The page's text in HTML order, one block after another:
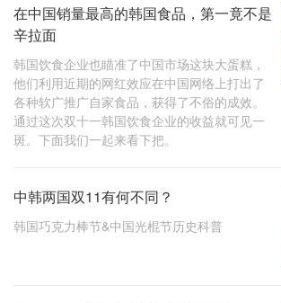
在中国销量最高的韩国食品，第一竟不是
辛拉面
韩国饮食企业也瞄准了中国市场这块大蛋糕，
他们利用近期的网红效应在中国网络上打出了
各种软广推广自家食品，获得了不俗的成效。
通过这次双十一韩国饮食企业的收益就可见一
斑。下面我们一起来看下把。
中韩两国双11有何不同？
韩国巧克力棒节&中国光棍节历史科普